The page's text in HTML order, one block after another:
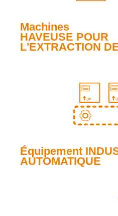
Machines
HAVEUSE POUR
L'EXTRACTION
Équipement
AUTOMATIQUE